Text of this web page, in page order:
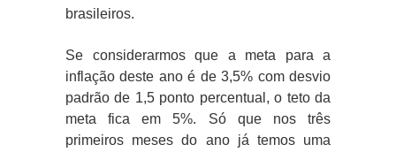
brasileiros.
Se considerarmos que a meta para a
inflação deste ano é de 3,5% com desvio
padrão de 1,5 ponto percentual, o teto da
meta fica em 5%. Só que nos três
primeiros meses do ano já temos uma